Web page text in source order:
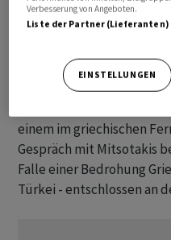
Bündnispartnern
handeln.
Frankreichs
einem im griechischen
Gespräch mit Mitsotakis
Falle einer Bedrohung
Türkei - entschlossen an
Verbesserung von Angeboten.
Liste der Partner (Lieferanten)
EINSTELLUNGEN